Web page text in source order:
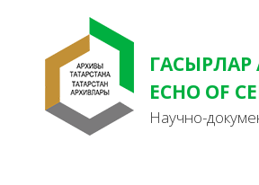
ГАСЫРЛАР
ECHO OF
Научно-